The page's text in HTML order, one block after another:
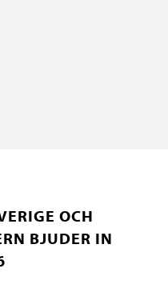
OCH
BJUDER IN